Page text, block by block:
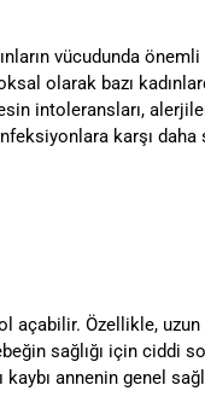
vücudunda
olarak bazı
intoleransları,
karşı
Özellikle,
sağlığı için ciddi
annenin genel